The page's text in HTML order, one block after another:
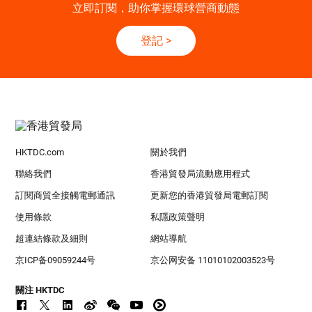
立即訂閱，助你掌握環球營商動態
登記 >
HKTDC.com 關於我們
聯絡我們 香港貿發局流動應用程式
訂閱商貿全接觸電郵通訊 更新您的香港貿發局電郵訂閱
使用條款 私隱政策聲明
超連結條款及細則 網站導航
京ICP备09059244号 京公网安备 11010102003523号
關注 HKTDC